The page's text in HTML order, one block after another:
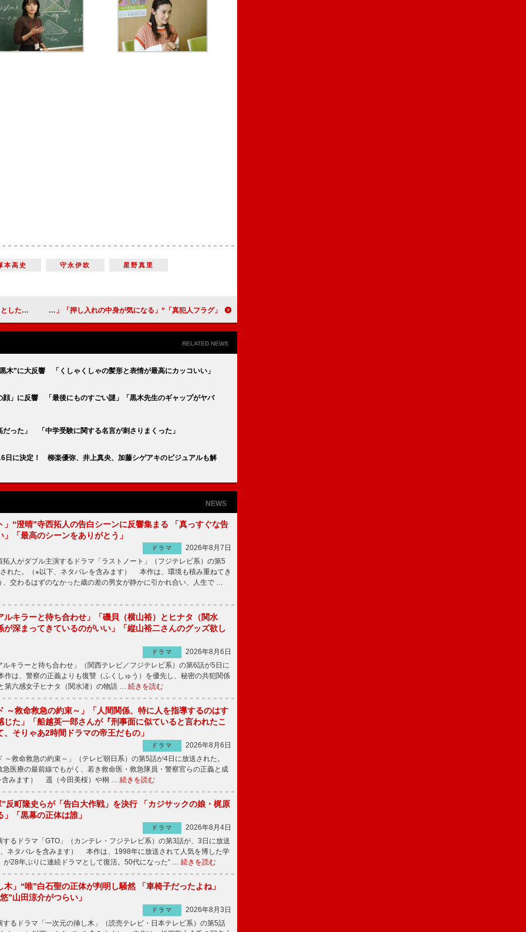
本高史 守永伊吹 星野真里
ったの？」 「真犯人フラグ」“菱田”桜井ユキの不気味なほほ笑みが「怖い」 息子への口止めシーンに「闇が深い」「押し入れの中身が気になる」
RELATED NEWS
木”に大反響 「くしゃくしゃの髪形と表情が最高にカッコいい」
顔」に反響 「最後にものすごい謎」「黒木先生のギャップがヤバ
った」 「中学受験に関する名言が刺さりまくった」
日に決定！ 柳楽優弥、井上真央、加藤シゲアキのビジュアルも解
NEWS
」“澄晴”寺西拓人の告白シーンに反響集まる 「真っすぐな告
」「最高のシーンをありがとう」
ドラマ
2026年8月7日
人がダブル主演するドラマ「ラストノート」（フジテレビ系）の第5
れた。（※以下、ネタバレを含みます） 本作は、環境も積み重ねてき
、交わるはずのなかった歳の差の男女が静かに引かれ合い、人生で …
ルキラーと待ち合わせ」「磯貝（横山裕）とヒナタ（関水
が深まってきているのがいい」「縦山裕二さんのグッズ欲し
ドラマ
2026年8月6日
キラーと待ち合わせ」（関西テレビ／フジテレビ系）の第6話が5日に
は、警察の正義よりも復讐（ふくしゅう）を優先し、秘密の共犯関係
第六感女子ヒナタ（関水渚）の物語 … 続きを読む
～救命救急の約束～」「人間関係、特に人を指導するのはす
じた」「船越英一郎さんが『刑事面に似ていると言われたこ
、そりゃあ2時間ドラマの帝王だもの」
ドラマ
2026年8月6日
救命救急の約束～」（テレビ朝日系）の第5話が4日に放送された。
医療の最前線でもがく、若き救命医・救急隊員・警察官らの正義と成
含みます） 遥（今田美桜）や桐 … 続きを読む
反町隆史らが「告白大作戦」を決行 「カジサックの娘・梶原
「黒幕の正体は誰」
ドラマ
2026年8月4日
るドラマ「GTO」（カンテレ・フジテレビ系）の第3話が、3日に放送
ネタバレを含みます） 本作は、1998年に放送されて人気を博した学
が28年ぶりに連続ドラマとして復活。50代になった“ … 続きを読む
木」“唯”白石聖の正体が判明し騒然 「車椅子だったよね」
”山田涼介がつらい」
ドラマ
2026年8月3日
るドラマ「一次元の挿し木」（読売テレビ・日本テレビ系）の第5話